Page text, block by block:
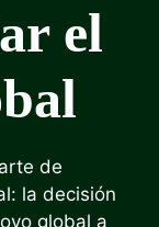
el
de
la decisión
global a